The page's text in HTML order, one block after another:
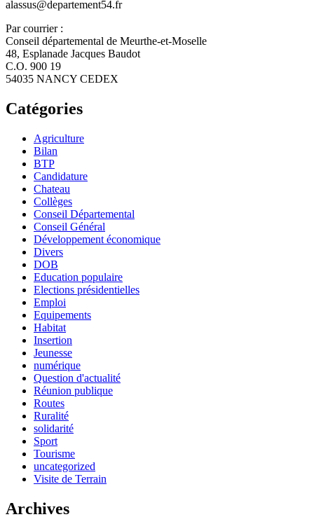
alassus@departement54.fr
Par courrier :
Conseil départemental de Meurthe-et-Moselle
48, Esplanade Jacques Baudot
C.O. 900 19
54035 NANCY CEDEX
Catégories
Agriculture
Bilan
BTP
Candidature
Chateau
Collèges
Conseil Départemental
Conseil Général
Développement économique
Divers
DOB
Education populaire
Elections présidentielles
Emploi
Equipements
Habitat
Insertion
Jeunesse
numérique
Question d'actualité
Réunion publique
Routes
Ruralité
solidarité
Sport
Tourisme
uncategorized
Visite de Terrain
Archives